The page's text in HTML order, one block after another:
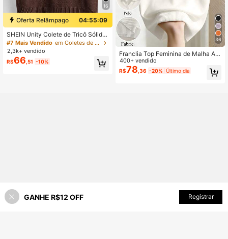
16
Oferta Relâmpago
04:55:08
SHEIN Unity Colete de Tricô Sólido
Versátil e Casual para Mulheres
#7 Mais Vendido
em Coletes de suéter femininos
2,3k+ vendido
R$66 ,51 -10%
36
Franclia Top Feminina de Malha Aju
stada com Gola, Manga Curta, Mini
malista, Casual, Branca, para o Dia
a Dia, Primavera/Verão
400+ vendido
R$78 ,36 -20% Último dia
53% OFF! ADICIONAR AO CARRINHO
GANHE R$12 OFF Registrar